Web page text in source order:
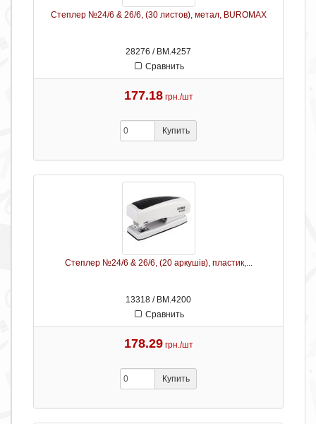
Степлер №24/6 & 26/6, (30 листов), метал, BUROMAX
28276 / ВМ.4257
Сравнить
177.18 грн./шт
Купить
Степлер №24/6 & 26/6, (20 аркушів), пластик,...
13318 / ВМ.4200
Сравнить
178.29 грн./шт
Купить